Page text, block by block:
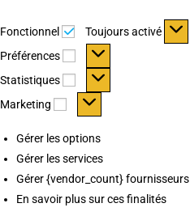
Fonctionnel Fonctionnel
Toujours activé
Préférences
Préférences
Statistiques Statistiques
Marketing Marketing
Gérer les options
Gérer les services
Gérer {vendor_count} fournisseurs
En savoir plus sur ces finalités